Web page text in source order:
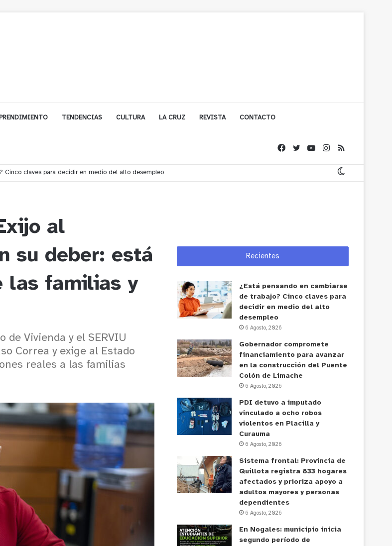
TENDENCIAS CULTURA LA CRUZ REVISTA CONTACTO
avanzar en la construcción del Puente Colón de Limache
al
su deber: está
las familias y
Vivienda y el SERVIU
Correa y exige al Estado
reales a las familias
Recientes
¿Está pensando en cambiarse
de trabajo? Cinco claves para
decidir en medio del alto
desempleo
6 Agosto, 2026
Gobernador compromete
financiamiento para avanzar
en la construcción del Puente
Colón de Limache
6 Agosto, 2026
PDI detuvo a imputado
vinculado a ocho robos
violentos en Placilla y
Curauma
6 Agosto, 2026
Sistema frontal: Provincia de
Quillota registra 833 hogares
afectados y prioriza apoyo a
adultos mayores y personas
dependientes
6 Agosto, 2026
En Nogales: municipio inicia
segundo período de